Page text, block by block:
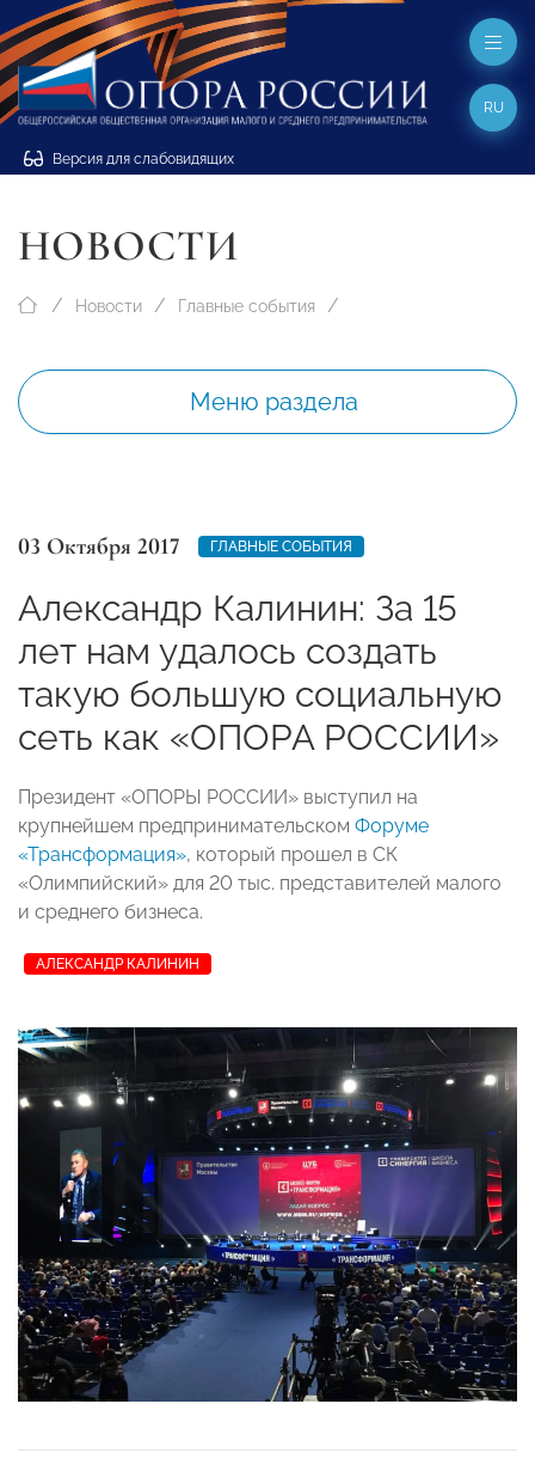
Версия для слабовидящих
RU
НОВОСТИ
Новости Главные события
Меню раздела
03 Октября 2017 ГЛАВНЫЕ СОБЫТИЯ
Александр Калинин: За 15
лет нам удалось создать
такую большую социальную
сеть как «ОПОРА РОССИИ»
Президент «ОПОРЫ РОССИИ» выступил на
крупнейшем предпринимательском Форуме
«Трансформация», который прошел в СК
«Олимпийский» для 20 тыс. представителей малого
и среднего бизнеса.
АЛЕКСАНДР КАЛИНИН